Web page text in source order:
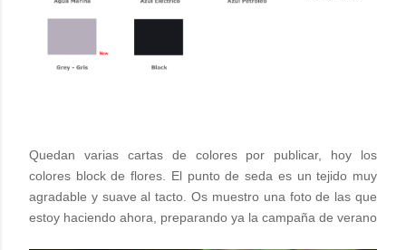
Quedan varias cartas de colores por publicar, hoy los
colores block de flores. El punto de seda es un tejido muy
agradable y suave al tacto. Os muestro una foto de las que
estoy haciendo ahora, preparando ya la campaña de verano